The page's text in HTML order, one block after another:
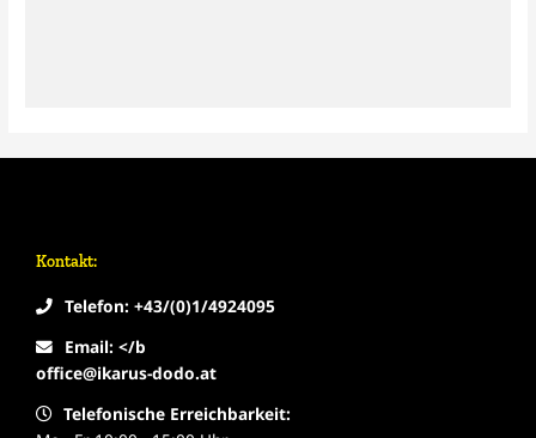
Kontakt:
Telefon: +43/(0)1/4924095
Email: </b
office@ikarus-dodo.at
Telefonische Erreichbarkeit: